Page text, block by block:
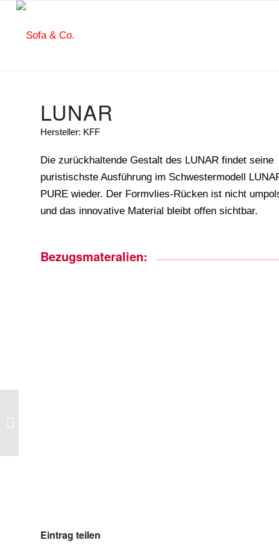
LUNAR
Hersteller: KFF
Die zurückhaltende Gestalt des LUNAR findet seine
puristischste Ausführung im Schwestermodell
PURE wieder. Der Formvlies-Rücken ist nicht
und das innovative Material bleibt offen sichtbar.
Bezugsmateralien:
Eintrag teilen